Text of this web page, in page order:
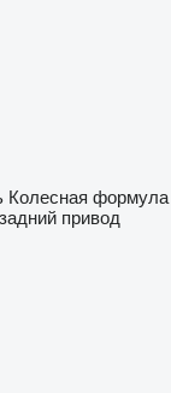
Колесная формула
задний привод